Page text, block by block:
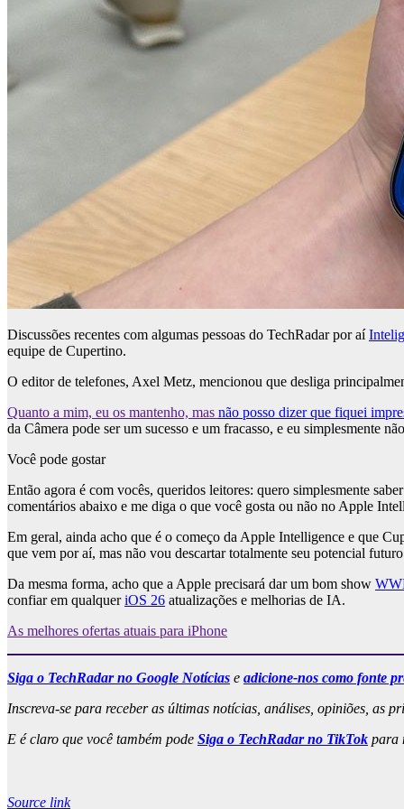
Discussões recentes com algumas pessoas do TechRadar por aí
equipe de Cupertino.
O editor de telefones, Axel Metz, mencionou que desliga
Quanto a mim, eu os mantenho, mas não posso dizer que fiquei
da Câmera pode ser um sucesso e um fracasso, e eu simplesmente
Você pode gostar
Então agora é com vocês, queridos leitores: quero simplesmente
comentários abaixo e me diga o que você gosta ou não no Apple
Em geral, ainda acho que é o começo da Apple Intelligence e que
que vem por aí, mas não vou descartar totalmente seu potencial
Da mesma forma, acho que a Apple precisará dar um bom show
confiar em qualqueriOS 26 atualizações e melhorias de IA.
As melhores ofertas atuais para iPhone
Siga o TechRadar no Google Notícias e adicione-nos como fonte
Inscreva-se para receber as últimas notícias, análises, opiniões, as
E é claro que você também pode Siga o TechRadar no TikTok para
Source link